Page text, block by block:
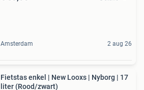
Amsterdam 2 aug 26
Fietstas enkel | New Looxs | Nyborg | 17
liter (Rood/zwart)